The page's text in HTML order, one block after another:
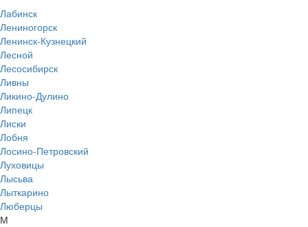
Лабинск
Лениногорск
Ленинск-Кузнецкий
Лесной
Лесосибирск
Ливны
Ликино-Дулино
Липецк
Лиски
Лобня
Лосино-Петровский
Луховицы
Лысьва
Лыткарино
Люберцы
М